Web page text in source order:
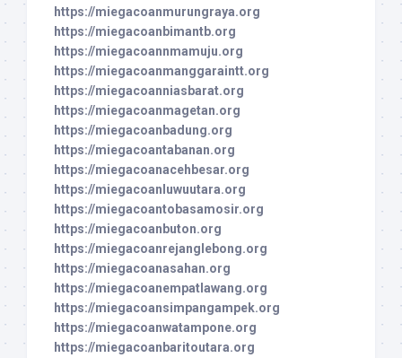
https://miegacoanmurungraya.org
https://miegacoanbimantb.org
https://miegacoannmamuju.org
https://miegacoanmanggaraintt.org
https://miegacoanniasbarat.org
https://miegacoanmagetan.org
https://miegacoanbadung.org
https://miegacoantabanan.org
https://miegacoanacehbesar.org
https://miegacoanluwuutara.org
https://miegacoantobasamosir.org
https://miegacoanbuton.org
https://miegacoanrejanglebong.org
https://miegacoanasahan.org
https://miegacoanempatlawang.org
https://miegacoansimpangampek.org
https://miegacoanwatampone.org
https://miegacoanbaritoutara.org